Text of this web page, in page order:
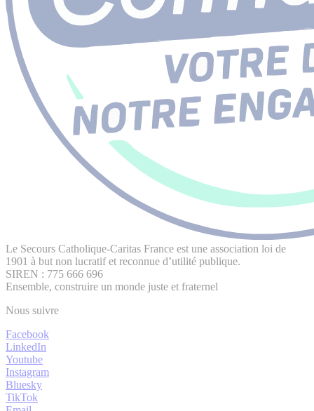
Le Secours Catholique-Caritas France est une association loi de
1901 à but non lucratif et reconnue d’utilité publique.
SIREN : 775 666 696
Ensemble, construire un monde juste et fraternel
Nous suivre
Facebook
LinkedIn
Youtube
Instagram
Bluesky
TikTok